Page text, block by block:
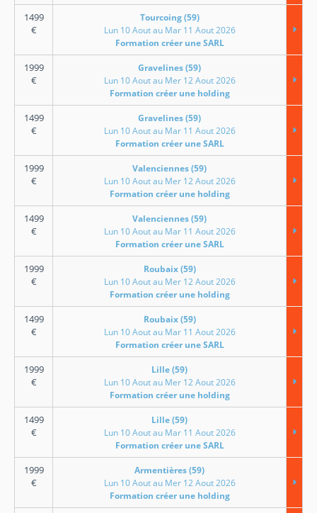
1499
€
Tourcoing (59)
Lun 10 Aout au Mar 11 Aout 2026
Formation créer une SARL
1999
€
Gravelines (59)
Lun 10 Aout au Mer 12 Aout 2026
Formation créer une holding
1499
€
Gravelines (59)
Lun 10 Aout au Mar 11 Aout 2026
Formation créer une SARL
1999
€
Valenciennes (59)
Lun 10 Aout au Mer 12 Aout 2026
Formation créer une holding
1499
€
Valenciennes (59)
Lun 10 Aout au Mar 11 Aout 2026
Formation créer une SARL
1999
€
Roubaix (59)
Lun 10 Aout au Mer 12 Aout 2026
Formation créer une holding
1499
€
Roubaix (59)
Lun 10 Aout au Mar 11 Aout 2026
Formation créer une SARL
1999
€
Lille (59)
Lun 10 Aout au Mer 12 Aout 2026
Formation créer une holding
1499
€
Lille (59)
Lun 10 Aout au Mar 11 Aout 2026
Formation créer une SARL
1999
€
Armentières (59)
Lun 10 Aout au Mer 12 Aout 2026
Formation créer une holding